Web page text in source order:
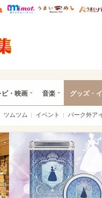
ウレぴあ総研 ディズニー特
mimot. うまい
ビ・映画 音楽 グッズ・
ツムツム イベント パーク外ア